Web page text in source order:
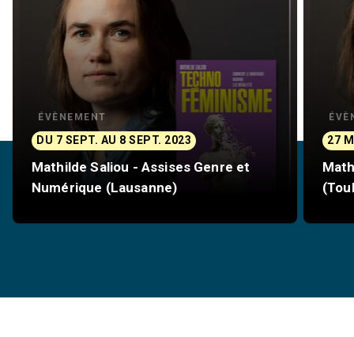
ÉVÈNEMENT
DU 7 SEPT. AU 8 SEPT. 2023
Mathilde Saliou - Assises Genre et
Numérique (Lausanne)
27